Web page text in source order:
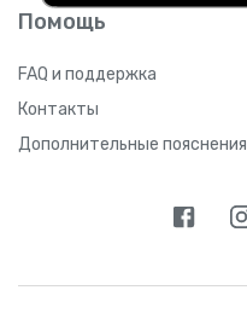
Помощь
FAQ и поддержка
Контакты
Дополнительные пояснения